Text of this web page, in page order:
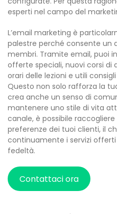
esperti nel campo del
L’email marketing è
palestre perché consente un
membri. Tramite email, puoi
offerte speciali, nuovi corsi di
orari delle lezioni e utili
Questo non solo rafforza la
crea anche un senso di
mantenere uno stile di vita
canale, è possibile
preferenze dei tuoi clienti, il
continuamente i servizi
fedeltà.
Contattaci ora